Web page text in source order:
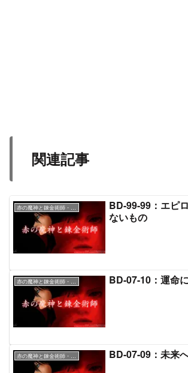
関連記事
赤の魔神と錬金術師・本文
BD-99-99：エピ
ないもの
赤の魔神と錬金術師・本文 BD-07-10：運命
赤の魔神と錬金術師・本文 BD-07-09：未来